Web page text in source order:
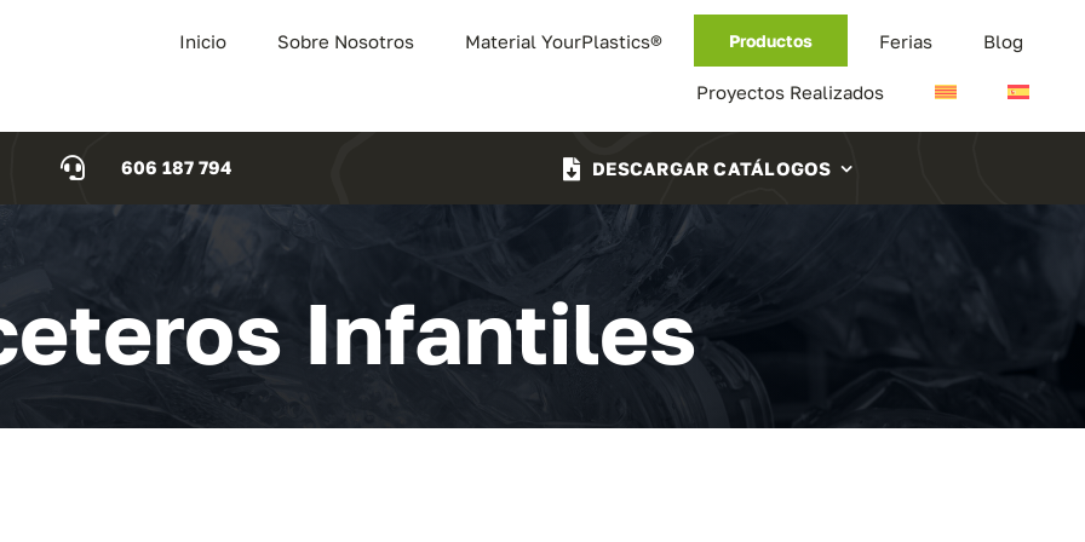
Inicio Sobre Nosotros Material YourPlastics® Productos Ferias Blog
Proyectos Realizados
606 187 794 DESCARGAR CATÁLOGOS
Infantiles